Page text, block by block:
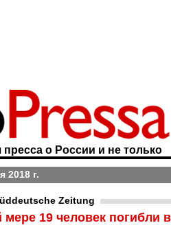
пресса о России и не только
2018 г.
Zeitung
19 человек погибли